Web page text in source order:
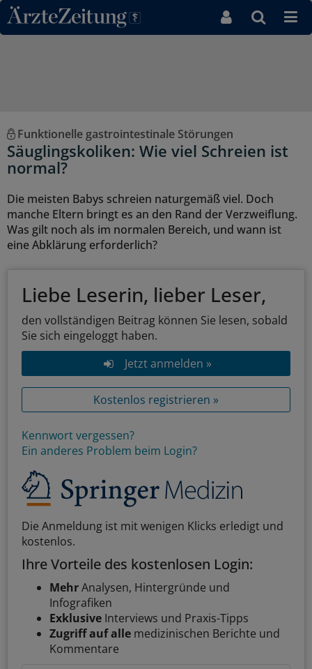
Direkt zum Inhaltsbereich
Funktionelle gastrointestinale Störungen
Säuglingskoliken: Wie viel Schreien ist
normal?
Die meisten Babys schreien naturgemäß viel. Doch
manche Eltern bringt es an den Rand der Verzweiflung.
Was gilt noch als im normalen Bereich, und wann ist
eine Abklärung erforderlich?
Liebe Leserin, lieber Leser,
den vollständigen Beitrag können Sie lesen, sobald
Sie sich eingeloggt haben.
Jetzt anmelden »
Kostenlos registrieren »
Kennwort vergessen?
Ein anderes Problem beim Login?
Die Anmeldung ist mit wenigen Klicks erledigt und
kostenlos.
Ihre Vorteile des kostenlosen Login:
MehrAnalysen, Hintergründe und
Infografiken
Exklusive Interviews und Praxis-Tipps
Zugriff auf alle medizinischen Berichte und
Kommentare